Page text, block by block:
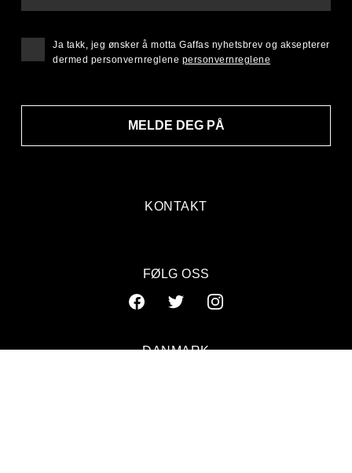
KONTAKT
MELDE DEG PÅ
Ja takk, jeg ønsker å motta Gaffas nyhetsbrev og aksepterer
dermed personvernreglene personvernreglene
FØLG OSS
DANMARK